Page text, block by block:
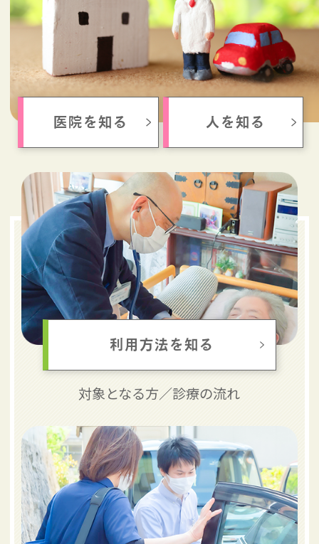
医院を知る 人を知る
利用方法を知る
対象となる方／診療の流れ